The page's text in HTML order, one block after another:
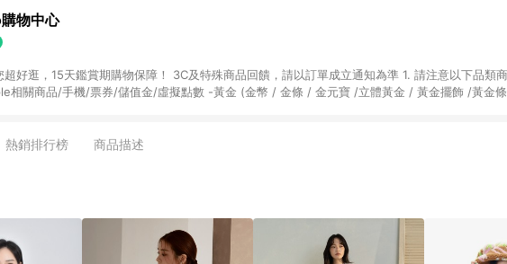
物中心
逛，15天鑑賞期購物保障！ 3C及特殊商品回饋，請以訂單成立通知為準 1. 請注意以下品類商品
相關商品/手機/票券/儲值金/虛擬點數 -黃金 (金幣 / 金條 / 金元寶 /立體黃金 / 黃金擺飾 /黃金條
者 - 購物中心商店之商品：商品賣場中有標示「商店」及顯示商店名稱者(指定活動店家除外) 3. 訂
熱銷排行榜 商品描述